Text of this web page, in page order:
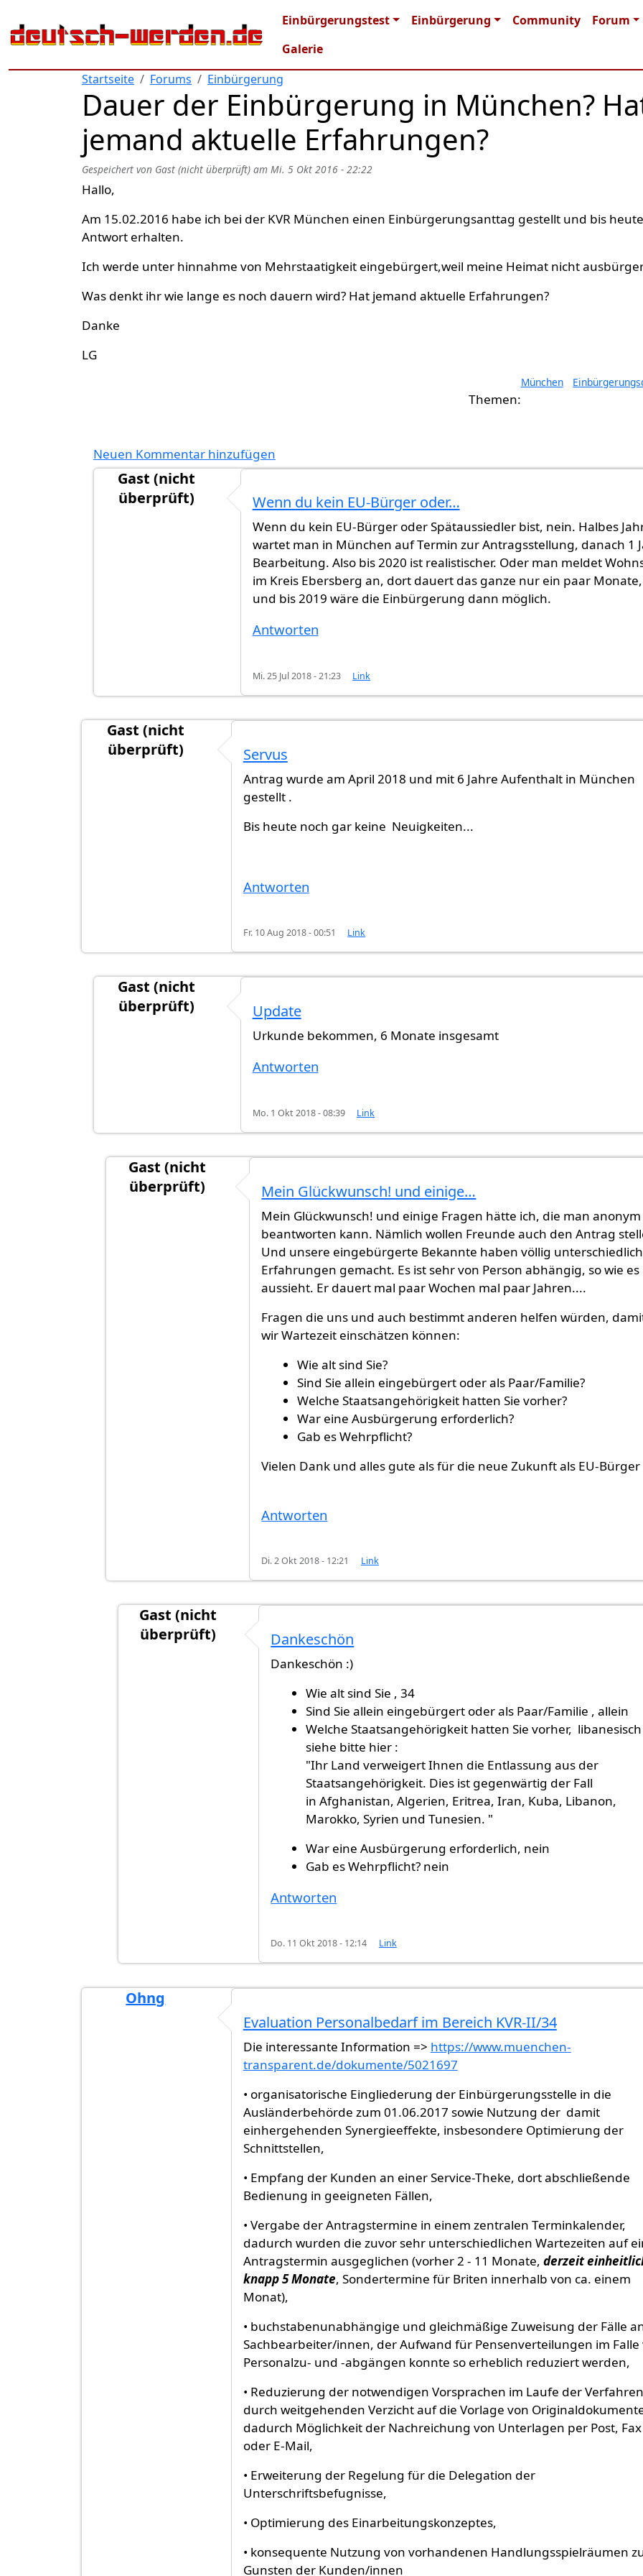
Main navigation
Einbürgerungstest Einbürgerung Community
Forum
Galerie
Startseite
Forums Einbürgerung
Dauer der Einbürgerung in München?
jemand aktuelle Erfahrungen?
Gespeichert von Gast (nicht überprüft) am Mi. 5 Okt 2016 - 22:22
Hallo,
Am 15.02.2016 habe ich bei der KVR München einen Einbürgerungsanttag gestellt und bis
Antwort erhalten.
Ich werde unter hinnahme von Mehrstaatigkeit eingebürgert,weil meine Heimat nicht
Was denkt ihr wie lange es noch dauern wird? Hat jemand aktuelle Erfahrungen?
Danke
LG
München
Neuen Kommentar hinzufügen
Gast (nicht
überprüft)
Einbürgerungsdauer ohne AusbürgerungvonGast (nicht überprüft)
Wenn du kein EU-Bürger oder…
Wenn du kein EU-Bürger oder Spätaussiedler bist, nein. Halbes
wartet man in München auf Termin zur Antragsstellung, danach 1
Bearbeitung. Also bis 2020 ist realistischer. Oder man meldet
im Kreis Ebersberg an, dort dauert das ganze nur ein paar Monate,
und bis 2019 wäre die Einbürgerung dann möglich.
Antworten
Mi. 25 Jul 2018 - 21:23 Link
Gast (nicht
überprüft)
Servus
Antrag wurde am April 2018 und mit 6 Jahre Aufenthalt in München
gestellt .
Bis heute noch gar keine Neuigkeiten...
Antworten
Fr. 10 Aug 2018 - 00:51 Link
Gast (nicht
überprüft)
vonGast (nicht überprüft)
Update
Urkunde bekommen, 6 Monate insgesamt
Antworten
Mo. 1 Okt 2018 - 08:39 Link
Gast (nicht
überprüft)
von Gast (nicht überprüft)
Mein Glückwunsch! und einige…
Mein Glückwunsch! und einige Fragen hätte ich, die man anonym
beantworten kann. Nämlich wollen Freunde auch den Antrag
Und unsere eingebürgerte Bekannte haben völlig
Erfahrungen gemacht. Es ist sehr von Person abhängig, so wie es
aussieht. Er dauert mal paar Wochen mal paar Jahren....
Fragen die uns und auch bestimmt anderen helfen würden,
wir Wartezeit einschätzen können:
Wie alt sind Sie?
Sind Sie allein eingebürgert oder als Paar/Familie?
Welche Staatsangehörigkeit hatten Sie vorher?
War eine Ausbürgerung erforderlich?
Gab es Wehrpflicht?
Vielen Dank und alles gute als für die neue Zukunft als EU-
Antworten
Di. 2 Okt 2018 - 12:21 Link
Gast (nicht
überprüft)
Mein Glückwunsch! und einige…
Dankeschön
Dankeschön :)
Wie alt sind Sie , 34
Sind Sie allein eingebürgert oder als Paar/Familie , allein
Welche Staatsangehörigkeit hatten Sie vorher,
siehe bitte hier :
"Ihr Land verweigert Ihnen die Entlassung aus der
Staatsangehörigkeit. Dies ist gegenwärtig der Fall
in Afghanistan, Algerien, Eritrea, Iran, Kuba, Libanon,
Marokko, Syrien und Tunesien. "
War eine Ausbürgerung erforderlich, nein
Gab es Wehrpflicht? nein
Antworten
Do. 11 Okt 2018 - 12:14 Link
Ohng
Evaluation Personalbedarf im Bereich KVR-II/34
Die interessante Information => https://www.muenchen-
transparent.de/dokumente/5021697
• organisatorische Eingliederung der Einbürgerungsstelle in die
Ausländerbehörde zum 01.06.2017 sowie Nutzung der damit
einhergehenden Synergieeffekte, insbesondere Optimierung der
Schnittstellen,
• Empfang der Kunden an einer Service-Theke, dort abschließende
Bedienung in geeigneten Fällen,
• Vergabe der Antragstermine in einem zentralen Terminkalender,
dadurch wurden die zuvor sehr unterschiedlichen Wartezeiten auf
Antragstermin ausgeglichen (vorher 2 - 11 Monate, derzeit
knapp 5 Monate, Sondertermine für Briten innerhalb von ca. einem
Monat),
• buchstabenunabhängige und gleichmäßige Zuweisung der Fälle
Sachbearbeiter/innen, der Aufwand für Pensenverteilungen im Falle
Personalzu- und -abgängen konnte so erheblich reduziert werden,
• Reduzierung der notwendigen Vorsprachen im Laufe der Verfahren
durch weitgehenden Verzicht auf die Vorlage von
dadurch Möglichkeit der Nachreichung von Unterlagen per Post, Fax
oder E-Mail,
• Erweiterung der Regelung für die Delegation der
Unterschriftsbefugnisse,
• Optimierung des Einarbeitungskonzeptes,
• konsequente Nutzung von vorhandenen Handlungsspielräumen
Gunsten der Kunden/innen